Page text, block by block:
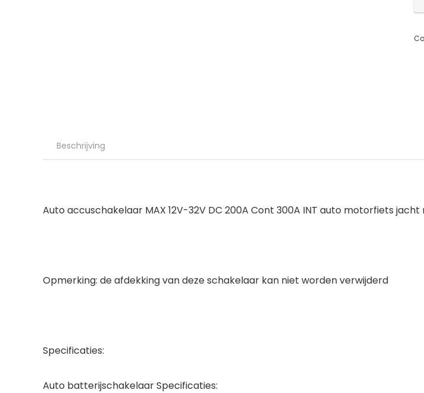
Beschrijving
Auto accuschakelaar MAX 12V-32V DC 200A Cont 300A INT auto motorfiets
Opmerking: de afdekking van deze schakelaar kan niet worden verwijderd
Specificaties:
Auto batterijschakelaar Specificaties: